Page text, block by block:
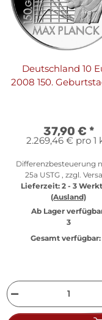
Deutschland 10
2008 150.
37,90 € *
2.269,46 € pro 1
Differenzbesteuerung
25a USTG , zzgl.
Lieferzeit: 2 - 3
(Ausland)
Ab Lager
3
Gesamt verfügbar: